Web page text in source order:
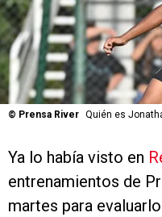
© Prensa River Quién es
Ya lo había visto en
entrenamientos de
martes para